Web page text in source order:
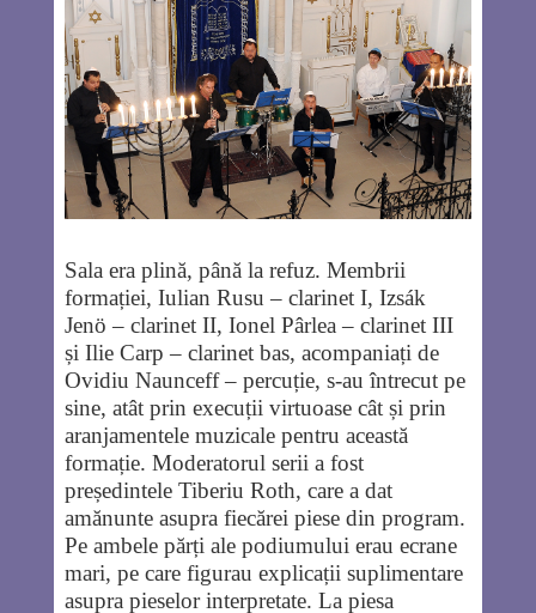
Sala era plină, până la refuz. Membrii
formației, Iulian Rusu – clarinet I, Izsák
Jenö – clarinet II, Ionel Pârlea – clarinet III
și Ilie Carp – clarinet bas, acompaniați de
Ovidiu Naunceff – percuție, s-au întrecut pe
sine, atât prin execuții virtuoase cât și prin
aranjamentele muzicale pentru această
formație. Moderatorul serii a fost
președintele Tiberiu Roth, care a dat
amănunte asupra fiecărei piese din program.
Pe ambele părți ale podiumului erau ecrane
mari, pe care figurau explicații suplimentare
asupra pieselor interpretate. La piesa